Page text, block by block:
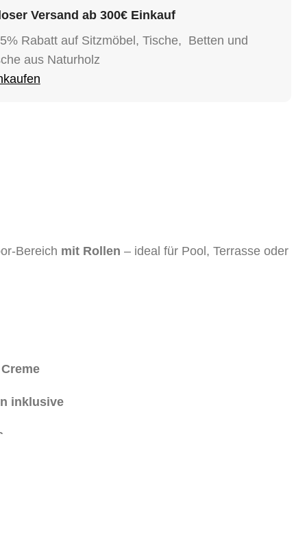
Versand ab 300€ Einkauf
Rabatt auf Sitzmöbel, Tische, Betten und
aus Naturholz
Bereich mit Rollen – ideal für Pool, Terrasse oder
Creme
inklusive
die sich leicht reinigen lassen.